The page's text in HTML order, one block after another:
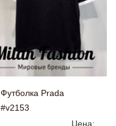
Футболка Prada
#v2153
Цена: